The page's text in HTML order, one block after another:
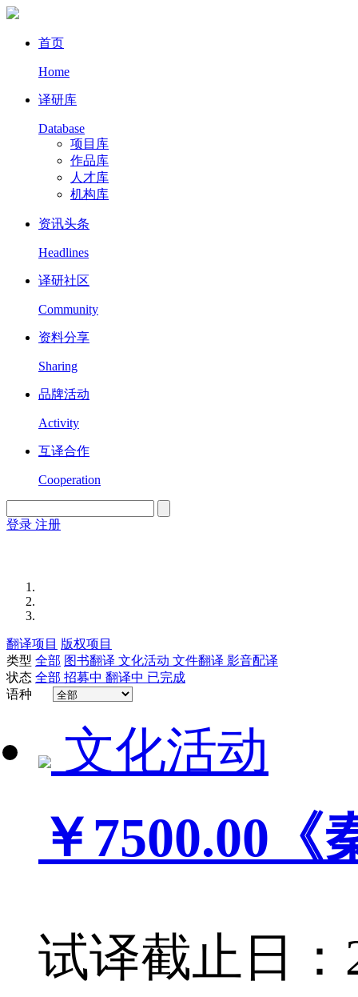
首页
Home
译研库
Database
项目库
作品库
人才库
机构库
资讯头条
Headlines
译研社区
Community
资料分享
Sharing
品牌活动
Activity
互译合作
Cooperation
登录 注册
翻译项目 版权项目
类型 全部 图书翻译 文化活动 文件翻译 影音配译
状态 全部 招募中 翻译中 已完成
语种
文化活动
￥7500.00
试译截止日：